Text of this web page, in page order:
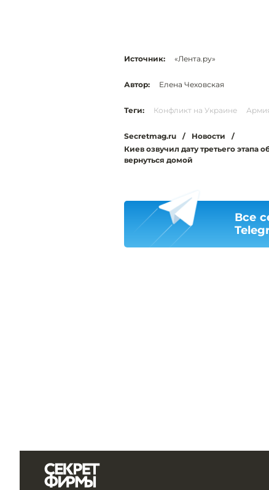
Источник: «Лента.ру»
Автор: Елена Чеховская
Теги: Конфликт на Украине
Secretmag.ru / Новости
/
Киев озвучил дату третьего
вернуться домой
Все